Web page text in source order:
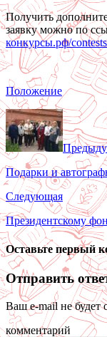
Получить
заявку можно по
конкурсы.рф/
Положение
Подарки и
Следующая
Президентскому
Оставьте первый
Отправить
Ваш e-mail не будет
комментарий